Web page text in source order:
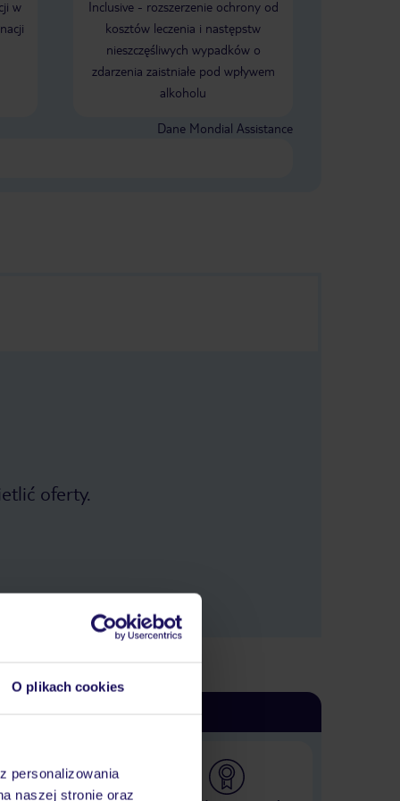
O plikach cookies
personalizowania
naszej stronie oraz
POLECAM!!!
w
Inclusive - rozszerzenie ochrony od
kosztów leczenia i następstw
nieszczęśliwych wypadków o
zdarzenia zaistniałe pod wpływem
alkoholu
Dane Mondial Assistance
oferty.